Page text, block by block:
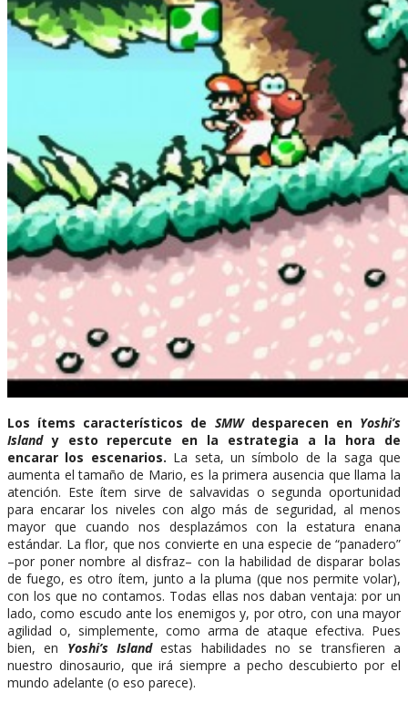
Los ítems característicos de SMW desparecen enYoshi’s
Islandy esto repercute en la estrategia a la hora de
encarar los escenarios. La seta, un símbolo de la saga que
aumenta el tamaño de Mario, es la primera ausencia que llama la
atención. Este ítem sirve de salvavidas o segunda oportunidad
para encarar los niveles con algo más de seguridad, al menos
mayor que cuando nos desplazámos con la estatura enana
estándar. La flor, que nos convierte en una especie de “panadero”
–por poner nombre al disfraz– con la habilidad de disparar bolas
de fuego, es otro ítem, junto a la pluma (que nos permite volar),
con los que no contamos. Todas ellas nos daban ventaja: por un
lado, como escudo ante los enemigos y, por otro, con una mayor
agilidad o, simplemente, como arma de ataque efectiva. Pues
bien, en Yoshi’s Islandestas habilidades no se transfieren a
nuestro dinosaurio, que irá siempre a pecho descubierto por el
mundo adelante (o eso parece).